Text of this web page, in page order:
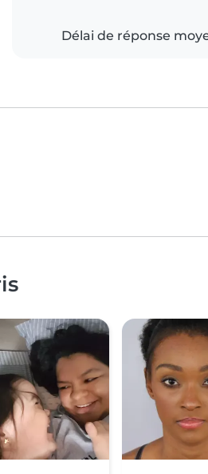
Délai de réponse